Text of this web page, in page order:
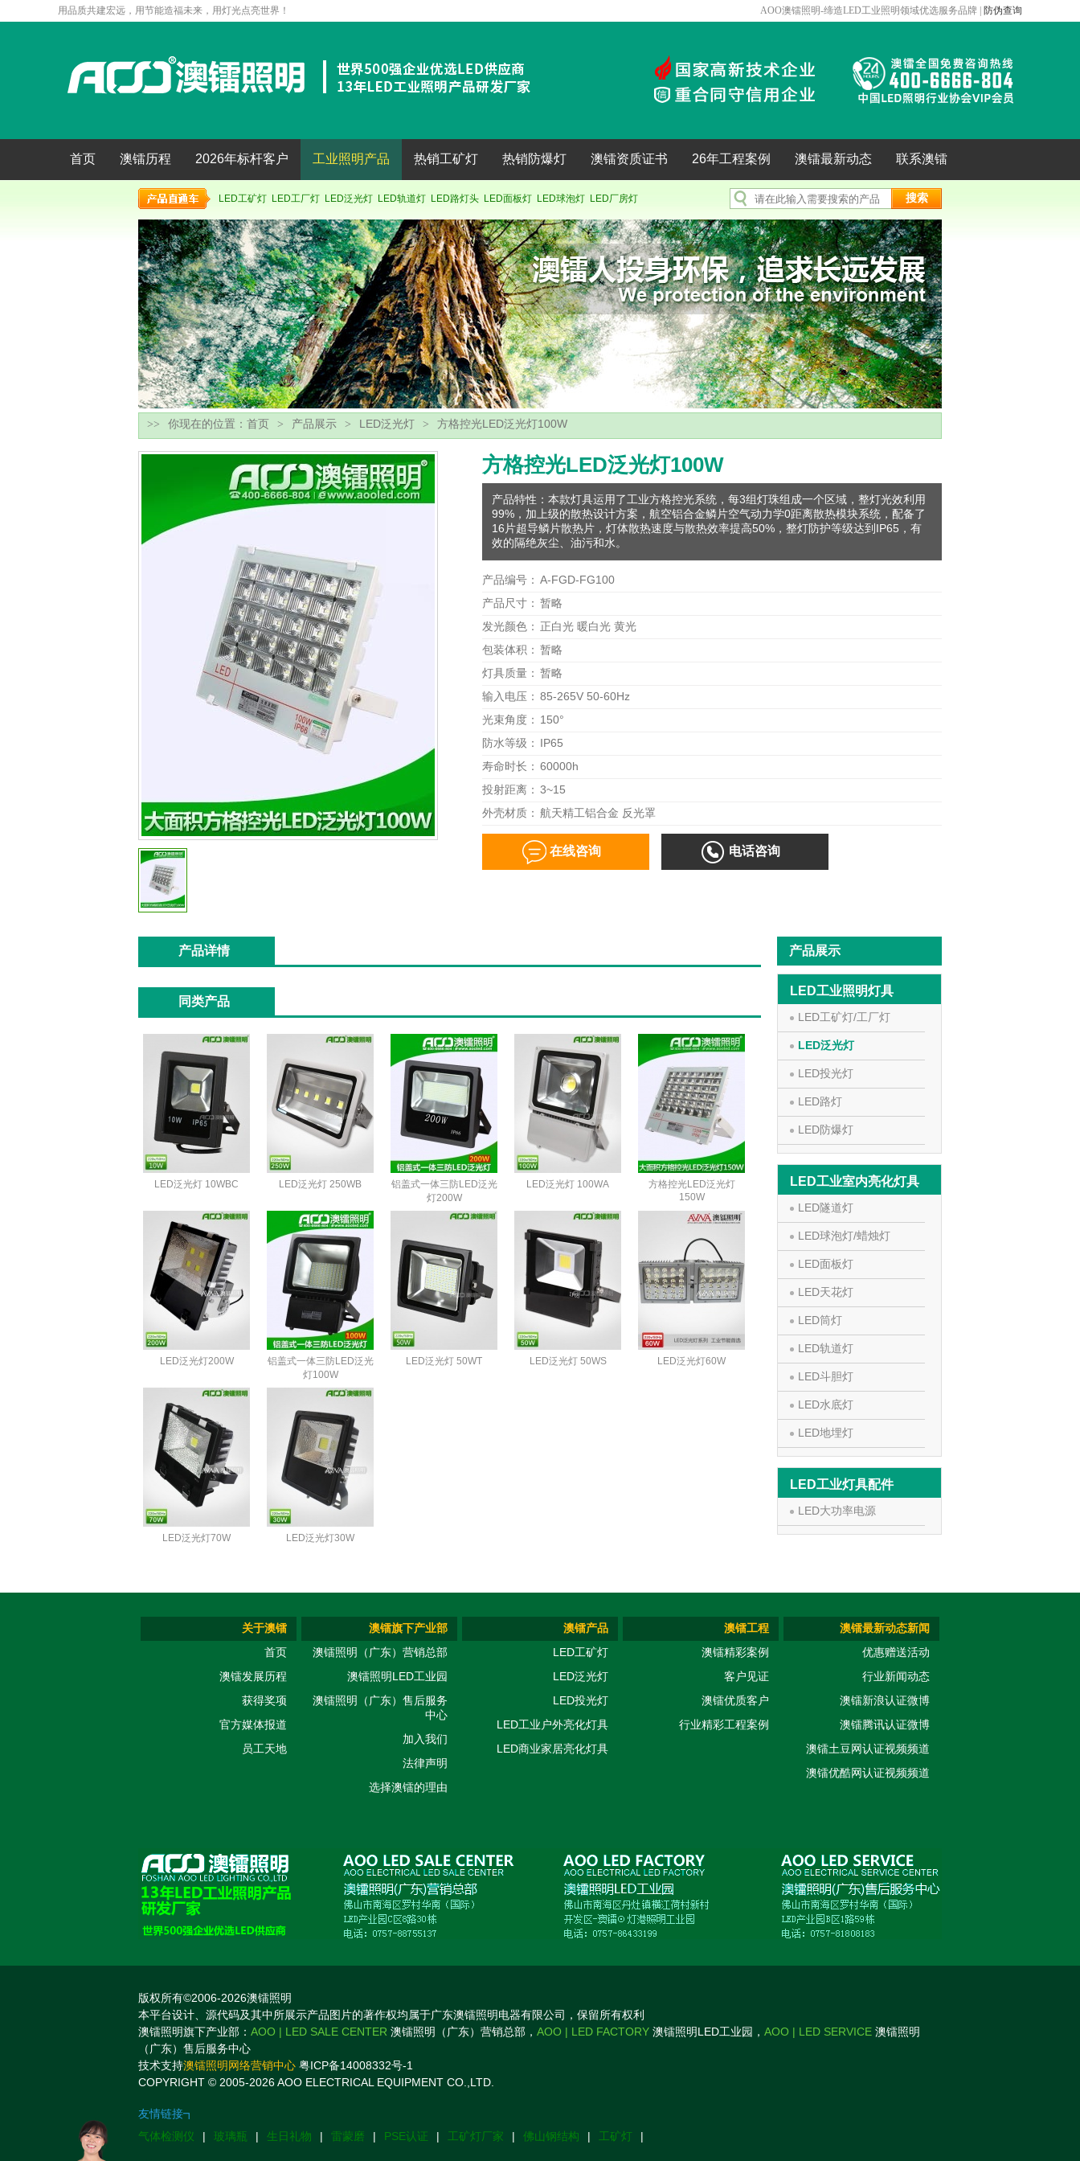
用品质共建宏远，用节能造福未来，用灯光点亮世界！ AOO澳镭照明-缔造LED工业照明领域优选服务品牌 | 防伪查询
首页 澳镭历程 2026年标杆客户 工业照明产品 热销工矿灯 热销防爆灯 澳镭资质证书 26年工程案例 澳镭最新动态 联系澳镭
LED工矿灯 LED工厂灯 LED泛光灯 LED轨道灯 LED路灯头 LED面板灯 LED球泡灯 LED厂房灯
>> 你现在的位置： 首页 > 产品展示 > LED泛光灯 > 方格控光LED泛光灯100W
方格控光LED泛光灯100W
产品特性：本款灯具运用了工业方格控光系统，每3组灯珠组成一个区域，整灯光效利用
99%，加上级的散热设计方案，航空铝合金鳞片空气动力学0距离散热模块系统，配备了
16片超导鳞片散热片，灯体散热速度与散热效率提高50%，整灯防护等级达到IP65，有
效的隔绝灰尘、油污和水。
产品编号： A-FGD-FG100
产品尺寸： 暂略
发光颜色： 正白光 暖白光 黄光
包装体积： 暂略
灯具质量： 暂略
输入电压： 85-265V 50-60Hz
光束角度： 150°
防水等级： IP65
寿命时长： 60000h
投射距离： 3~15
外壳材质： 航天精工铝合金 反光罩
在线咨询 电话咨询
产品展示
LED工业照明灯具
LED工矿灯/工厂灯
LED泛光灯
LED投光灯
LED路灯
LED防爆灯
LED工业室内亮化灯具
LED隧道灯
LED球泡灯/蜡烛灯
LED面板灯
LED天花灯
LED筒灯
LED轨道灯
LED斗胆灯
LED水底灯
LED地埋灯
LED工业灯具配件
LED大功率电源
产品详情
同类产品
LED泛光灯 10WBC LED泛光灯 250WB
铝盖式一体三防LED泛光
灯200W
LED泛光灯 100WA
方格控光LED泛光灯
150W
LED泛光灯200W
铝盖式一体三防LED泛光
灯100W
LED泛光灯 50WT LED泛光灯 50WS LED泛光灯60W
LED泛光灯70W LED泛光灯30W
关于澳镭
首页
澳镭发展历程
获得奖项
官方媒体报道
员工天地
澳镭旗下产业部
澳镭照明（广东）营销总部
澳镭照明LED工业园
澳镭照明（广东）售后服务
中心
加入我们
法律声明
选择澳镭的理由
澳镭产品
LED工矿灯
LED泛光灯
LED投光灯
LED工业户外亮化灯具
LED商业家居亮化灯具
澳镭工程
澳镭精彩案例
客户见证
澳镭优质客户
行业精彩工程案例
澳镭最新动态新闻
优惠赠送活动
行业新闻动态
澳镭新浪认证微博
澳镭腾讯认证微博
澳镭土豆网认证视频频道
澳镭优酷网认证视频频道
版权所有©2006-2026澳镭照明
本平台设计、源代码及其中所展示产品图片的著作权均属于广东澳镭照明电器有限公司，保留所有权利
澳镭照明旗下产业部： AOO | LED SALE CENTER 澳镭照明（广东）营销总部， AOO | LED FACTORY 澳镭照明LED工业园， AOO | LED SERVICE 澳镭照明
（广东）售后服务中心
技术支持澳镭照明网络营销中心 粤ICP备14008332号-1
COPYRIGHT © 2005-2026 AOO ELECTRICAL EQUIPMENT CO.,LTD.
友情链接┓
气体检测仪
| 玻璃瓶 | 生日礼物 | 雷蒙磨 | PSE认证 | 工矿灯厂家 | 佛山钢结构 | 工矿灯 |